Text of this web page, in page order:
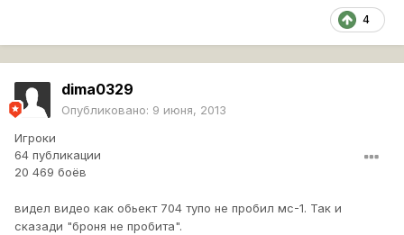
4
dima0329
Опубликовано: 9 июня, 2013
Игроки
64 публикации
20 469 боёв
видел видео как обьект 704 тупо не пробил мс-1. Так и
сказади "броня не пробита".